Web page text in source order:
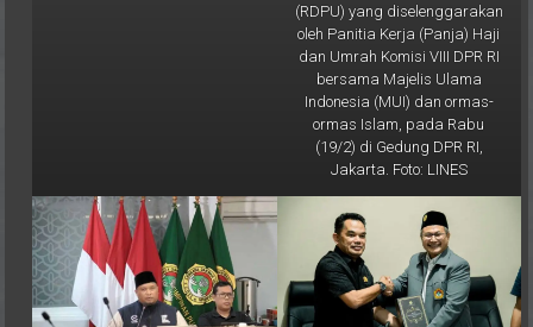
(RDPU) yang diselenggarakan
oleh Panitia Kerja (Panja) Haji
dan Umrah Komisi VIII DPR RI
bersama Majelis Ulama
Indonesia (MUI) dan ormas-
ormas Islam, pada Rabu
(19/2) di Gedung DPR RI,
Jakarta. Foto: LINES